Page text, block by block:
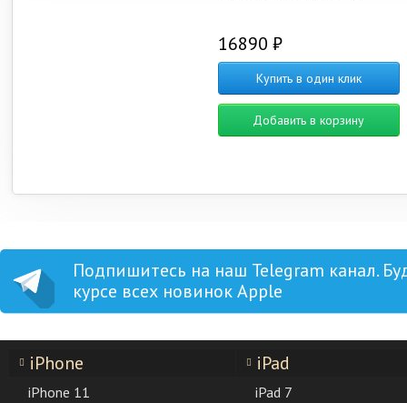
16890 ₽
Купить в один клик
Добавить в корзину
Подпишитесь на наш Telegram канал.
курсе всех новинок Apple
iPhone
iPhone 11
iPad
iPad 7